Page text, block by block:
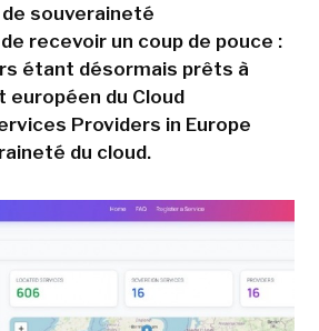
souveraineté
recevoir un coup de pouce :
étant désormais prêts à
du Cloud
Providers in Europe
du cloud.